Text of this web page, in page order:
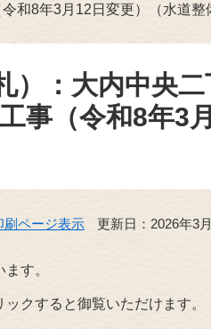
和8年3月12日変更）（水道整
）：大内中央二
事（令和8年3
刷ページ表示 更新日：2026年3
す。
クすると御覧いただけます。